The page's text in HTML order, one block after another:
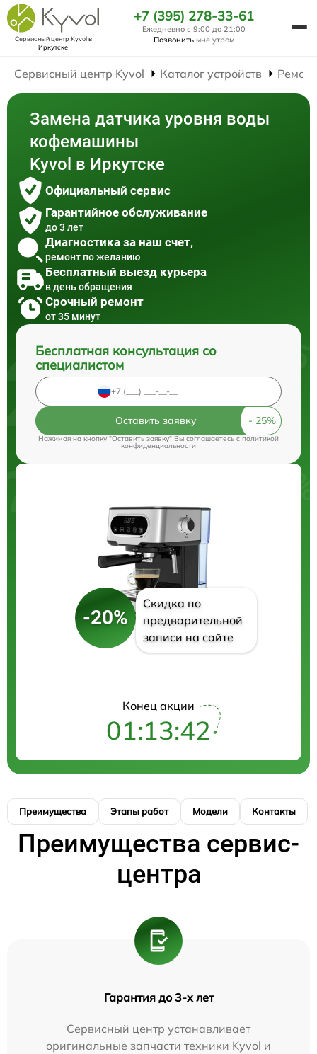
Сервисный центр Kyvolв
Иркутске
+7 (395) 278-33-61
Ежедневно с 9:00 до 21:00
Позвонить мне утром
Сервисный центр Kyvol Каталог устройств
Замена датчика уровня воды
кофемашины
Kyvol в Иркутске
Официальный сервис
Гарантийное обслуживание
до 3 лет
Диагностика за наш счет,
ремонт по желанию
Бесплатный выезд курьера
в день обращения
Срочный ремонт
от 35 минут
Бесплатная консультация со
специалистом
Оставить заявку
Нажимая на кнопку "Оставить заявку" Вы соглашаетесь cполитикой
конфиденциальности
-20%
Скидка по
предварительной
записи на сайте
Конец акции
01:13:42
Преимущества Этапы работ Модели Контакты
Преимущества сервис-
центра
Гарантия до 3-х лет
Сервисный центр устанавливает
оригинальные запчасти техники Kyvol и